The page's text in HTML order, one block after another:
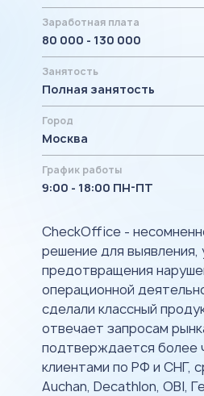
Заработная плата
80 000 - 130 000
Занятость
Полная занятость
Город
Москва
График работы
9:00 - 18:00 ПН-ПТ
CheckOffice -
решение для выявления,
предотвращения
операционной
сделали классный
отвечает запросам
подтверждается более
клиентами по РФ и СНГ,
Auchan, Decathlon, OBI,